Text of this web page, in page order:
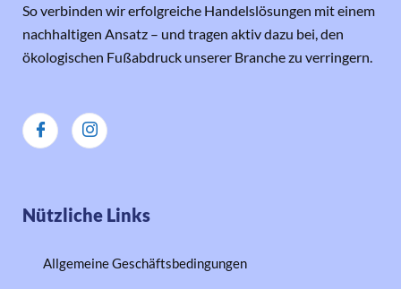
So verbinden wir erfolgreiche Handelslösungen mit einem
nachhaltigen Ansatz – und tragen aktiv dazu bei, den
ökologischen Fußabdruck unserer Branche zu verringern.
Nützliche Links
Allgemeine Geschäftsbedingungen